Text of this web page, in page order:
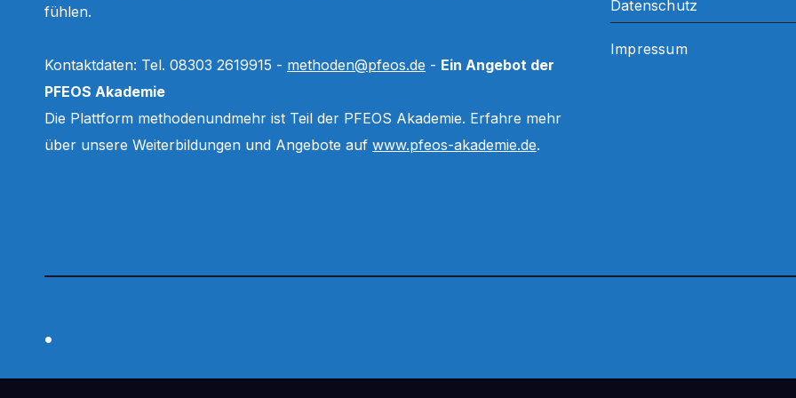
fühlen.
Kontaktdaten: Tel. 08303 2619915 - methoden@pfeos.de - Ein Angebot der
PFEOS Akademie
Die Plattform methodenundmehr ist Teil der PFEOS Akademie. Erfahre mehr
über unsere Weiterbildungen und Angebote auf www.pfeos-akademie.de.
Datenschutz
Impressum
.